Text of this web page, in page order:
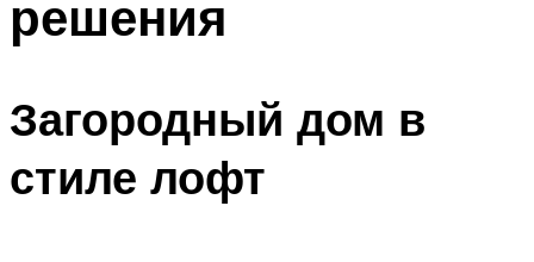
решения
Загородный дом в
стиле лофт